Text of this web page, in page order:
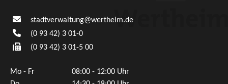
stadtverwaltung@wertheim.de
(0 93 42) 3 01-0
(0 93 42) 3 01-5 00
Mo - Fr
08:00 - 12:00 Uhr